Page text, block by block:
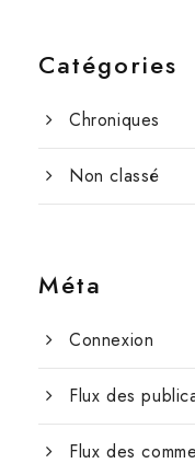
Catégories
Chroniques
Non classé
Méta
Connexion
Flux des
Flux des